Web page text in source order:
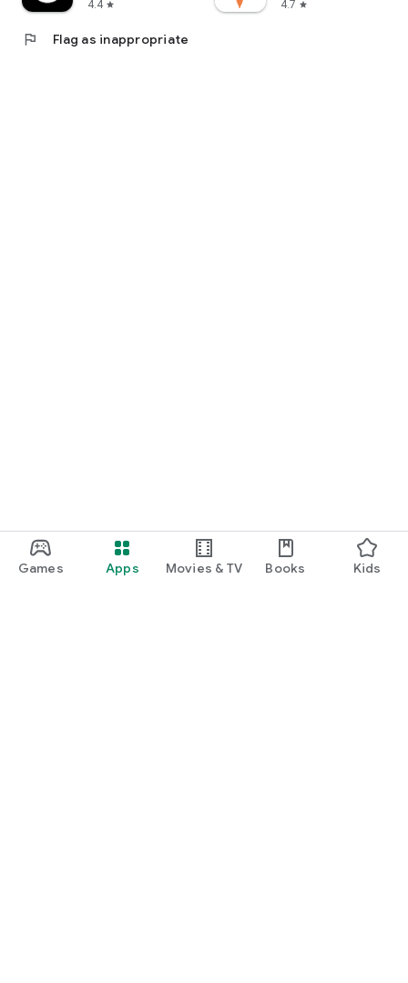
Games Apps Movies & TV Books Kids
4.4 star
4.7 star
flag Flag as inappropriate